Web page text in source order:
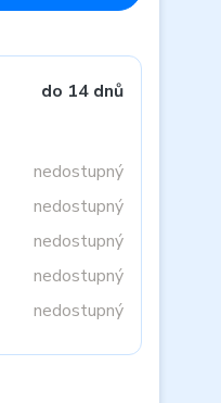
do 14 dnů
nedostupný
nedostupný
nedostupný
nedostupný
nedostupný